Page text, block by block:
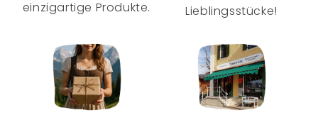
einzigartige Produkte.
Lieblingsstücke!